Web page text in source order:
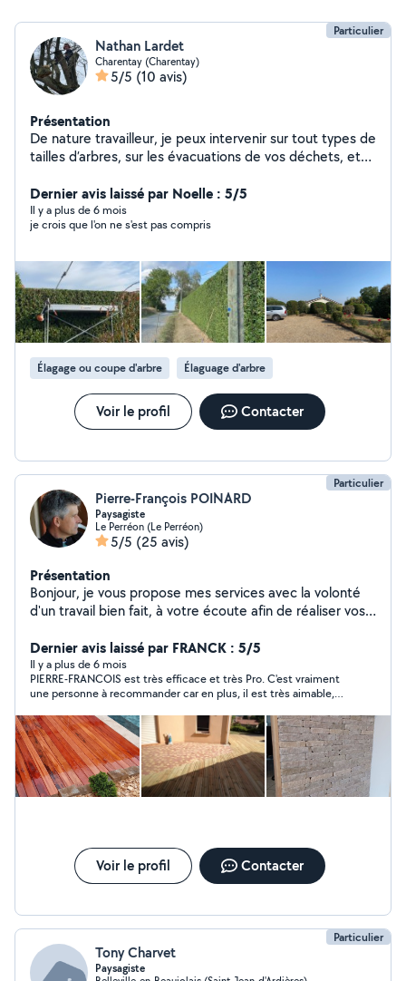
Particulier
Nathan Lardet
Charentay (Charentay)
5/5 (10 avis)
Présentation
De nature travailleur, je peux intervenir sur tout types de
tailles d’arbres, sur les évacuations de vos déchets, et
Dernier avis laissé par Noelle : 5/5
Il y a plus de 6 mois
je crois que l'on ne s'est pas compris
Élagage ou coupe d'arbre Élaguage d'arbre
Voir le profil Contacter
Particulier
Pierre-François POINARD
Paysagiste
Le Perréon (Le Perréon)
5/5 (25 avis)
Présentation
Bonjour, je vous propose mes services avec la volonté
d'un travail bien fait, à votre écoute afin de réaliser vos
Dernier avis laissé par FRANCK : 5/5
Il y a plus de 6 mois
PIERRE-FRANCOIS est très efficace et très Pro. C'est vraiment
une personne à recommander car en plus, il est très aimable,
m'avez bien dépanné et arrangé. Je vous souhaite de nombreux
clients. BON WEEK-END. FRANCK
Voir le profil Contacter
Particulier
Tony Charvet
Paysagiste